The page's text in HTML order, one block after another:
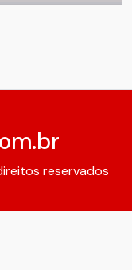
reservados